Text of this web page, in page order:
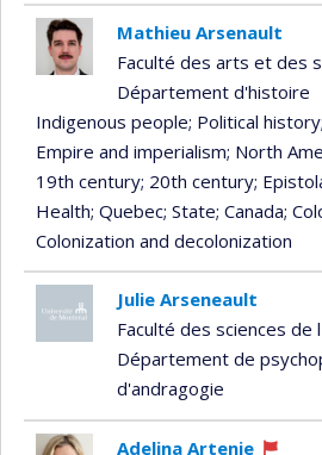
Mathieu Arsenault
Faculté des arts et des
Département d'histoire
Indigenous people; Political history
Empire and imperialism; North
19th century; 20th century;
Health; Quebec; State; Canada;
Colonization and decolonization
Julie Arseneault
Faculté des sciences de
Département de
d'andragogie
Adelina Artenie